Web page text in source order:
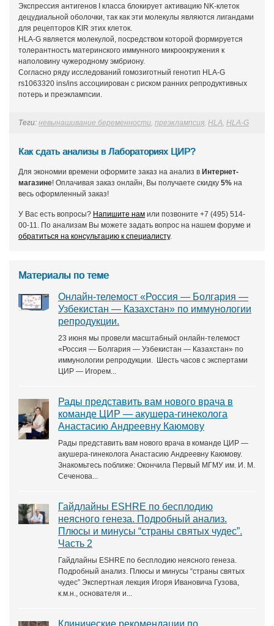
Экспрессия антигенов I класса блокирует активацию NK-клеток
децудиальной оболочки, так как эти молекулы являются лигандами
для рецепторов KIR этих клеток.
HLA-G является молекулой, посредством которой формируется
толерантность материнского иммунного микроокружения к
наполовину чужеродному эмбриону.
Согласно ряду исследований гомозиготный генотип HLA-G
rs1063320 ins/ins ассоциирован с риском ранних репродуктивных
потерь и преэклампсии.
Теги: невынашивание беременности, преэклампсия, HLA, HLA-G
Как сдать анализы в Лабораториях ЦИР?
Для экономии времени оформите заказ на анализ в Интернет-
магазине! Оплачивая заказ онлайн, Вы получаете скидку 5% на
весь оформленный заказ!
У Вас есть вопросы? Напишите нам или позвоните +7 (495) 514-
00-11. По анализам Вы можете задать вопрос на нашем форуме и
обратиться на консультацию к специалисту.
Материалы по теме
Онлайн‑телемост «Россия — Болгария —
Узбекистан — Казахстан» по иммунологии
репродукции.
23 июня мы провели масштабный онлайн‑телемост
«Россия — Болгария — Узбекистан — Казахстан» по
иммунологии репродукции. Шесть часов с экспертами
ЦИР — Игорем...
Рады представить вам нового врача в
команде ЦИР — акушера‑гинеколога
Анастасию Андреевну Каюмову
Рады представить вам нового врача в команде ЦИР —
акушера‑гинеколога Анастасию Андреевну Каюмову.
Знакомьтесь поближе: Окончила Первый МГМУ им. И. М.
Сеченова...
Гайдлайны ESHRE по бесплодию
неясного генеза. Подробный анализ.
Плюсы и минусы “страны святых чудес”.
Часть 2
Гайдлайны ESHRE по бесплодию неясного генеза.
Подробный анализ. Плюсы и минусы “страны святых
чудес” Экспертная лекция Игоря Ивановича Гузова,
к.м.н., основателя и...
Клинические рекомендации по